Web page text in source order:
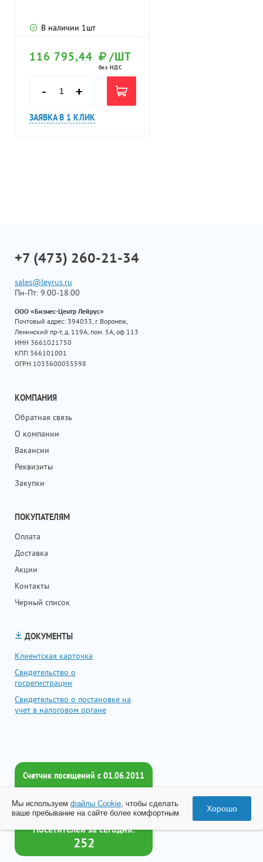
В наличии 1шт
116 795,44 /ШТ
без НДС
- +
ЗАЯВКА В 1 КЛИК
+7 (473) 260-21-34
sales@leyrus.ru
Пн-Пт: 9.00-18.00
ООО «Бизнес-Центр Лейрус»
Почтовый адрес: 394033, г. Воронеж,
Ленинский пр-т, д. 119А, пом. 5А, оф 113
ИНН 3661021750
КПП 366101001
ОГРН 1033600055598
КОМПАНИЯ
Обратная связь
О компании
Вакансии
Реквизиты
Закупки
ПОКУПАТЕЛЯМ
Оплата
Доставка
Акции
Контакты
Черный список
ДОКУМЕНТЫ
Клиентская карточка
Свидетельство о
госрегистрации
Свидетельство о постановке на
учет в налоговом органе
Счетчик посещений c 01.06.2011
Всего посетителей:
2017178
Посетителей за сегодня:
252
Мы используем файлы Cookie, чтобы сделать
ваше пребывание на сайте более комфортным
Хорошо